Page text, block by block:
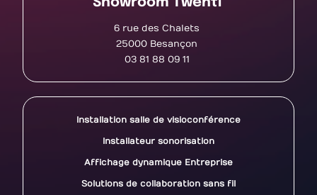
6 rue des Chalets
25000 Besançon
03 81 88 09 11
Installation salle de visioconférence
Installateur sonorisation
Affichage dynamique Entreprise
Solutions de collaboration sans fil